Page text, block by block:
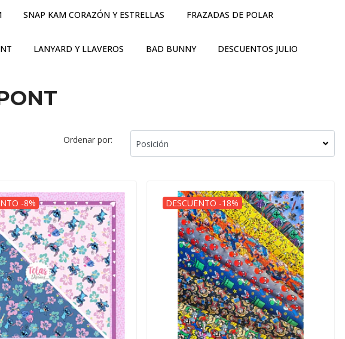
SNAP KAM CORAZÓN Y ESTRELLAS FRAZADAS DE POLAR
LANYARD Y LLAVEROS BAD BUNNY DESCUENTOS JULIO
Ordenar por:
-8% DESCUENTO -18%